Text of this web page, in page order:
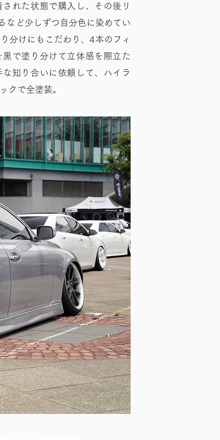
れた状態で購入し、その後リ
など少しずつ自分色に染めてい
分けにもこだわり、4本のフィ
で塗り分けて立体感を際立た
知り合いに依頼して、ハイラ
クで全塗装。